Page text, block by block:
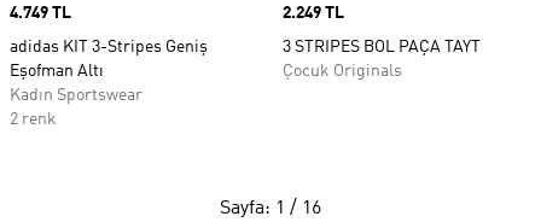
Price
4.749 TL
adidas KIT 3-Stripes Geniş
Eşofman Altı
Kadın Sportswear
2 renk
Price
2.249 TL
3 STRIPES BOL PAÇA TAYT
Çocuk Originals
Sayfa: 1 / 16